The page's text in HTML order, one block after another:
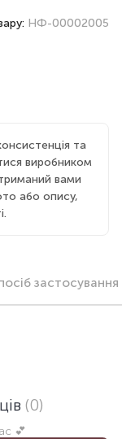
НФ-00002005
та
виробником
вами
або опису,
застосування
(0)
💕